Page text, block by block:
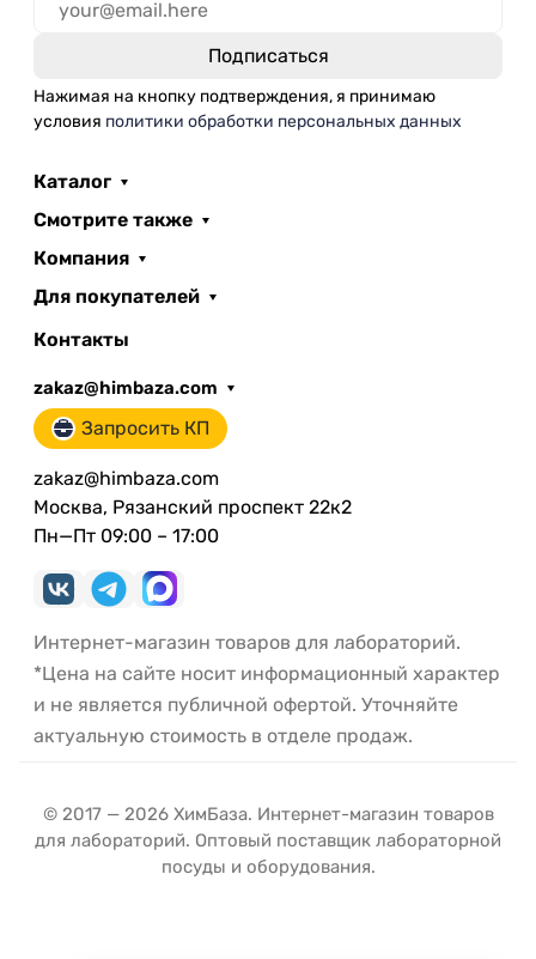
Нажимая на кнопку подтверждения, я принимаю
условия политики обработки персональных данных
Каталог
Смотрите также
Компания
Для покупателей
Контакты
zakaz@himbaza.com
Запросить КП
zakaz@himbaza.com
Москва, Рязанский проспект 22к2
Пн—Пт 09:00 – 17:00
Интернет-магазин товаров для лабораторий.
*Цена на сайте носит информационный характер
и не является публичной офертой. Уточняйте
актуальную стоимость в отделе продаж.
© 2017 — 2026 ХимБаза. Интернет-магазин товаров
для лабораторий. Оптовый поставщик лабораторной
посуды и оборудования.